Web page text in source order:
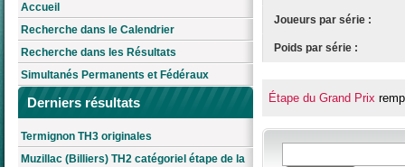
Accueil
Recherche dans le Calendrier
Recherche dans les Résultats
Simultanés Permanents et Fédéraux
Derniers résultats
Termignon TH3 originales
Muzillac (Billiers) TH2 catégoriel étape de la
Joueurs par série :
Poids par série :
Étape du Grand Prix